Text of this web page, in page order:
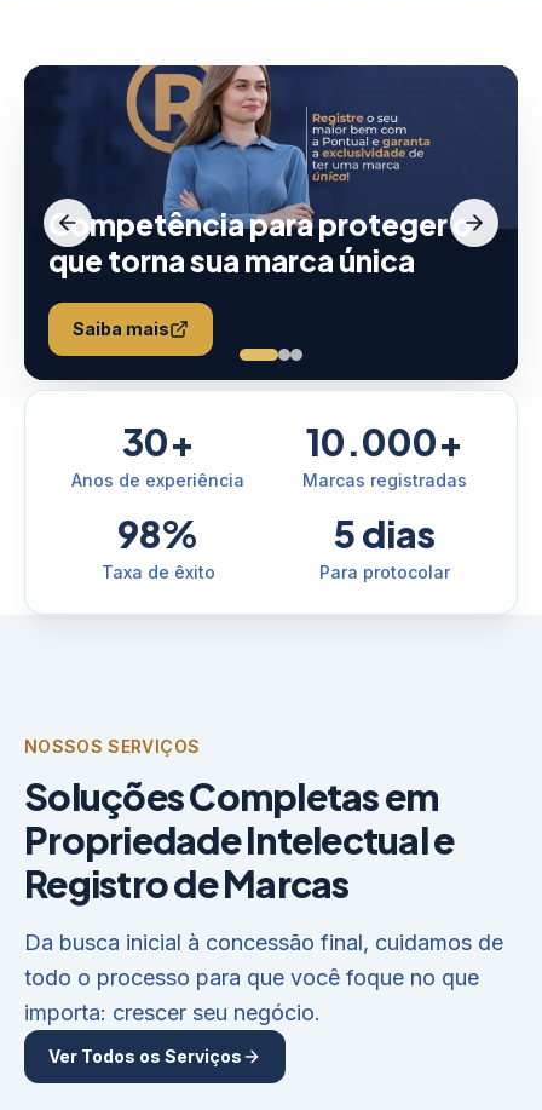
Competência para proteger o
que torna sua marca única
Saiba mais
30+
Anos de experiência
10.000+
Marcas registradas
98%
Taxa de êxito
5 dias
Para protocolar
NOSSOS SERVIÇOS
Soluções Completas em
Propriedade Intelectual e
Registro de Marcas
Da busca inicial à concessão final, cuidamos de
todo o processo para que você foque no que
importa: crescer seu negócio.
Ver Todos os Serviços